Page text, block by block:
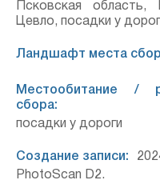
Псковская область,
Цевло, посадки у
Ландшафт места
Местообитание /
сбора:
посадки у дороги
Создание записи:
PhotoScan D2.